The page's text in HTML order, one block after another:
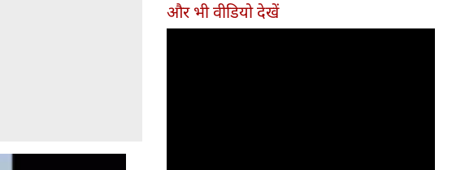
इथेनॉल मिलाने की कोई योजना नहीं
है।
और भी वीडियो देखें